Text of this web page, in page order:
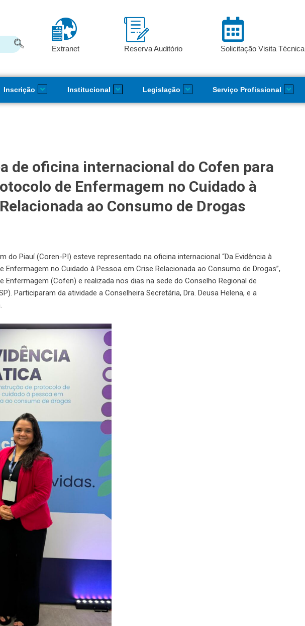
Extranet Reserva Auditório Solicitação Visita Técnica
Inscrição Institucional Legislação Serviço Profissional
de oficina internacional do Cofen para
de Enfermagem no Cuidado à
ao Consumo de Drogas
do Piauí (Coren-PI) esteve representado na oficina internacional “Da Evidência à
no Cuidado à Pessoa em Crise Relacionada ao Consumo de Drogas”,
Enfermagem (Cofen) e realizada nos dias na sede do Conselho Regional de
Participaram da atividade a Conselheira Secretária, Dra. Deusa Helena, e a